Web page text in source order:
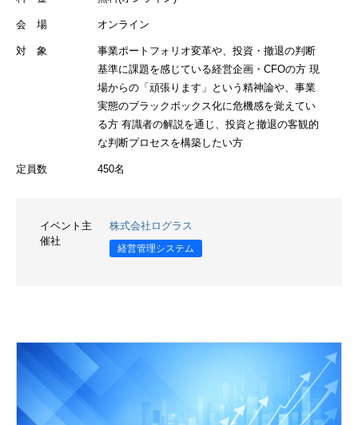
会 場 オンライン
対 象
事業ポートフォリオ変革や、投資・撤退の判断
基準に課題を感じている経営企画・CFOの方 現
場からの「頑張ります」という精神論や、事業
実態のブラックボックス化に危機感を覚えてい
る方 有識者の解説を通じ、投資と撤退の客観的
な判断プロセスを構築したい方
定員数 450名
イベント主
催社
株式会社ログラス
経営管理システム